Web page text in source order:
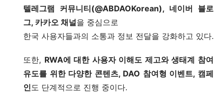
텔레그램 커뮤니티(@ABDAOKorean), 네이버 블로
그, 카카오 채널을 중심으로
한국 사용자들과의 소통과 정보 전달을 강화하고 있다.
또한, RWA에 대한 사용자 이해도 제고와 생태계 참여
유도를 위한 다양한 콘텐츠, DAO 참여형 이벤트, 캠페
인 도 단계적으로 진행 중이다.